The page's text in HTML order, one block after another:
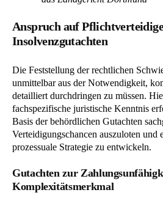
Anspruch auf
Insolvenzgutachten
Die Feststellung der rechtlichen
unmittelbar aus der Notwendigkeit,
detailliert durchdringen zu müssen.
fachspezifische juristische Kenntnis
Basis der behördlichen Gutachten
Verteidigungschancen auszuloten und
prozessuale Strategie zu entwickeln.
Gutachten zur
Komplexitätsmerkmal